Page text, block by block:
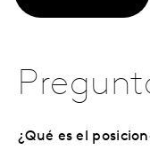
¿Qué es el